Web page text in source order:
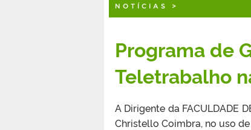
NOTÍCIAS >
Programa de
Teletrabalho
A Dirigente da FACULDADE
Christello Coimbra, no uso